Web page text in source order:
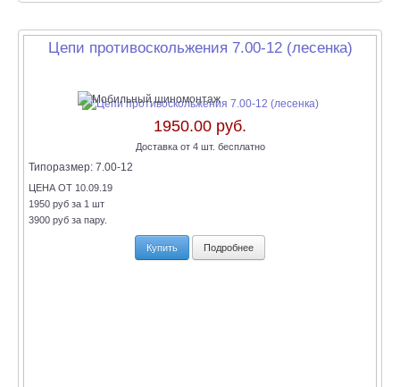
Цепи противоскольжения 7.00-12 (лесенка)
1950.00 руб.
Доставка от 4 шт. бесплатно
Типоразмер: 7.00-12
ЦЕНА ОТ 10.09.19
1950 руб за 1 шт
3900 руб за пару.
Купить Подробнее